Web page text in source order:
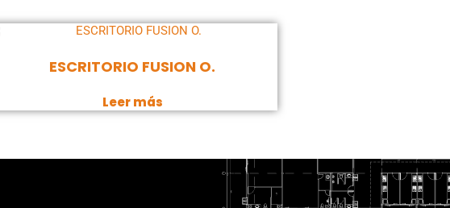
ESCRITORIO FUSION O.
Leer más